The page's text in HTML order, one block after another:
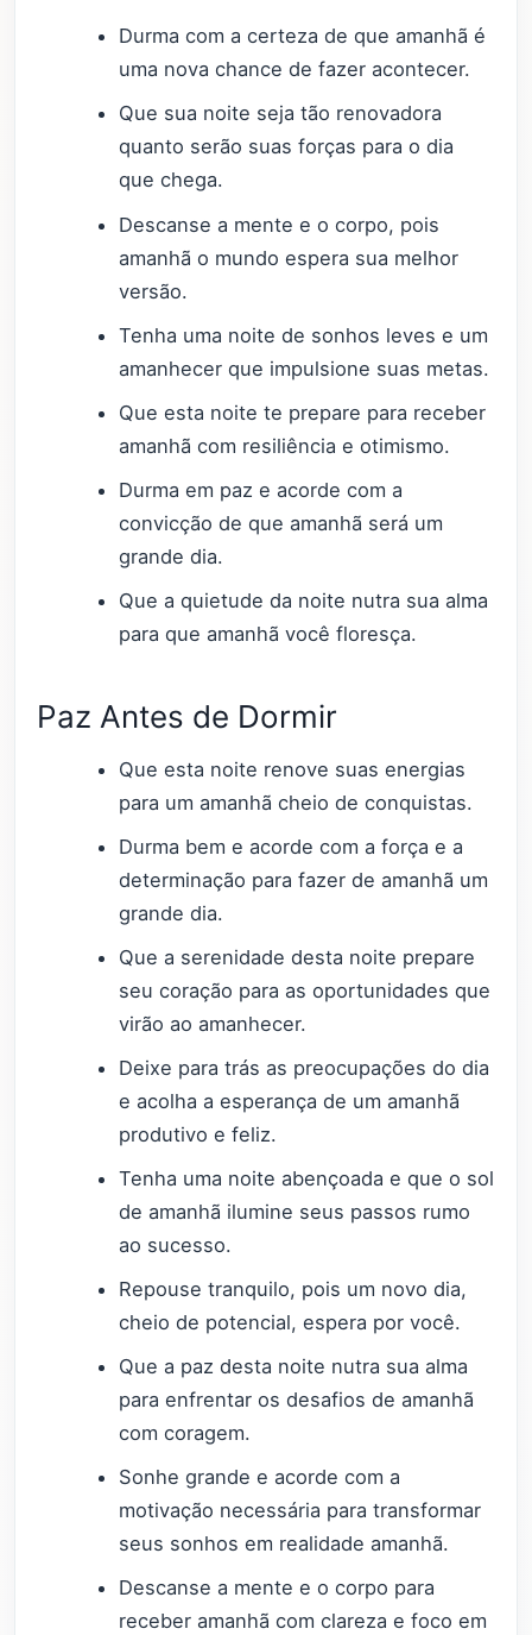
Durma com a certeza de que amanhã é
uma nova chance de fazer acontecer.
Que sua noite seja tão renovadora
quanto serão suas forças para o dia
que chega.
Descanse a mente e o corpo, pois
amanhã o mundo espera sua melhor
versão.
Tenha uma noite de sonhos leves e um
amanhecer que impulsione suas metas.
Que esta noite te prepare para receber
amanhã com resiliência e otimismo.
Durma em paz e acorde com a
convicção de que amanhã será um
grande dia.
Que a quietude da noite nutra sua alma
para que amanhã você floresça.
Paz Antes de Dormir
Que esta noite renove suas energias
para um amanhã cheio de conquistas.
Durma bem e acorde com a força e a
determinação para fazer de amanhã um
grande dia.
Que a serenidade desta noite prepare
seu coração para as oportunidades que
virão ao amanhecer.
Deixe para trás as preocupações do dia
e acolha a esperança de um amanhã
produtivo e feliz.
Tenha uma noite abençoada e que o sol
de amanhã ilumine seus passos rumo
ao sucesso.
Repouse tranquilo, pois um novo dia,
cheio de potencial, espera por você.
Que a paz desta noite nutra sua alma
para enfrentar os desafios de amanhã
com coragem.
Sonhe grande e acorde com a
motivação necessária para transformar
seus sonhos em realidade amanhã.
Descanse a mente e o corpo para
receber amanhã com clareza e foco em